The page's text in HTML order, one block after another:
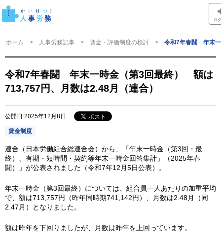
ロ
ホーム 人事労務記事 賃金・評価制度の検討 令和7年春闘 年末
令和7年春闘 年末一時金（第3回最終） 額は
713,757円、月数は2.48月（連合）
公開日:2025年12月8日
賃金制度
連合（日本労働組合総連合会）から、「年末一時金（第3回・最
終）、有期・短時間・契約等年末一時金回答集計」（2025年春
闘）」が公表されました（令和7年12月5日公表）。
年末一時金（第3回最終）については、組合員一人あたりの加重平均
で、額は713,757円（昨年同時期741,142円）、月数は2.48月（同
2.47月）となりました。
額は昨年を下回りましたが、月数は昨年を上回っています。